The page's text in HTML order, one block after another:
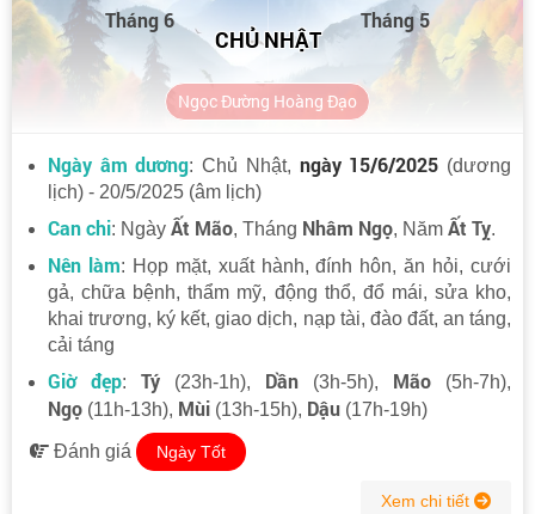
Tháng 6 Tháng 5
CHỦ NHẬT
Ngọc Đường Hoàng Đạo
Ngày âm dương: Chủ Nhật, ngày 15/6/2025 (dương
lịch) - 20/5/2025 (âm lịch)
Can chi: Ngày Ất Mão, Tháng Nhâm Ngọ, Năm Ất Tỵ.
Nên làm: Họp mặt, xuất hành, đính hôn, ăn hỏi, cưới
gả, chữa bệnh, thẩm mỹ, động thổ, đổ mái, sửa kho,
khai trương, ký kết, giao dịch, nạp tài, đào đất, an táng,
cải táng
Giờ đẹp: Tý (23h-1h), Dần (3h-5h), Mão (5h-7h),
Ngọ (11h-13h), Mùi (13h-15h), Dậu (17h-19h)
Đánh giá Ngày Tốt
Xem chi tiết